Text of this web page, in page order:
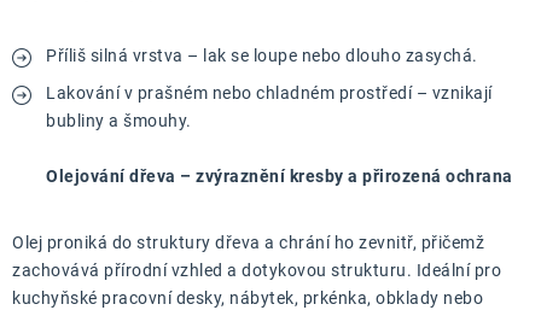
Příliš silná vrstva – lak se loupe nebo dlouho zasychá.
Lakování v prašném nebo chladném prostředí – vznikají
bubliny a šmouhy.
Olejování dřeva – zvýraznění kresby a přirozená ochrana
Olej proniká do struktury dřeva a chrání ho zevnitř, přičemž
zachovává přírodní vzhled a dotykovou strukturu. Ideální pro
kuchyňské pracovní desky, nábytek, prkénka, obklady nebo